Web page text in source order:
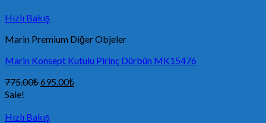
Hızlı Bakış
Marin Premium Diğer Objeler
Marin Konsept Kutulu Pirinç Dürbün MK15476
775.00₺695.00₺
Sale!
Hızlı Bakış